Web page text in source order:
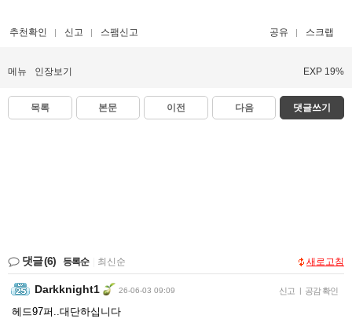
추천확인 신고 스팸신고 공유 스크랩
메뉴 인장보기 EXP 19%
목록 본문 이전 다음 댓글쓰기
댓글(6) 등록순 최신순 새로고침
Darkknight1 26-06-03 09:09 신고 | 공감 확인
헤드97퍼..대단하십니다